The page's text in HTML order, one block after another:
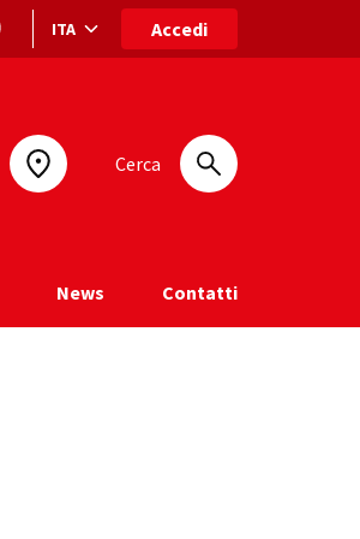
Selezione lingua: lingua selezionata
ITA Accedi
Cerca
News Contatti